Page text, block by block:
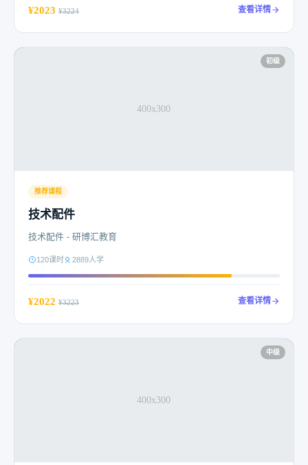
¥2023 ¥3224 查看详情
初级
推荐课程
技术配件
技术配件 - 研博汇教育
120课时 2889人学
¥2022 ¥3223 查看详情
中级